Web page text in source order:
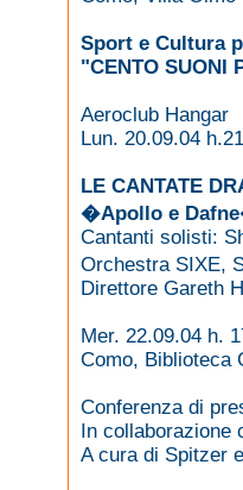
Sport e Cultura
"CENTO SUONI
Aeroclub Hangar
Lun. 20.09.04 h.21
LE CANTATE
�Apollo e
Cantanti solisti:
Orchestra SIXE,
Direttore Gareth
Mer. 22.09.04 h.
Como, Biblioteca
Conferenza di
In collaborazione
A cura di Spitzer